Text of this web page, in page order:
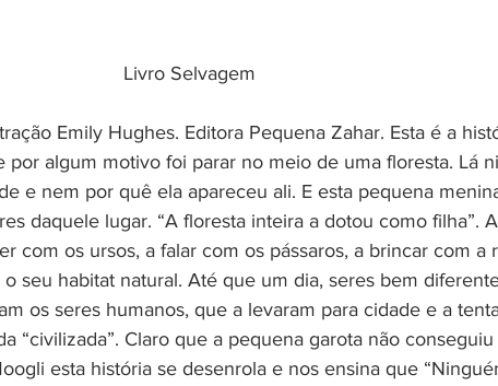
Livro Selvagem
por algum motivo foi parar no meio de uma floresta. Lá
e nem por quê ela apareceu ali. E esta pequena
daquele lugar. “A floresta inteira a dotou como filha”.
com os ursos, a falar com os pássaros, a brincar com a
seu habitat natural. Até que um dia, seres bem
os seres humanos, que a levaram para cidade e a
“civilizada”. Claro que a pequena garota não conseguiu
esta história se desenrola e nos ensina que